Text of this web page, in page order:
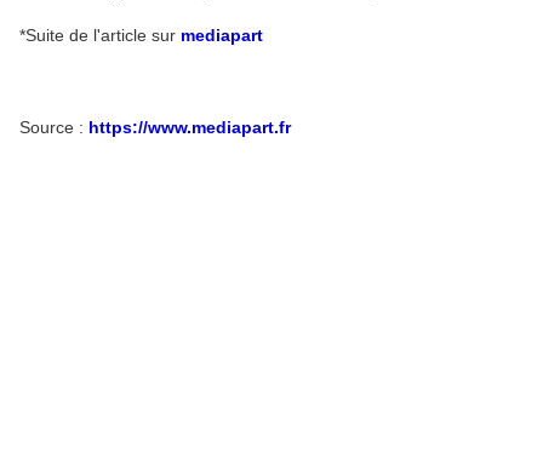
*Suite de l'article sur mediapart
Source : https://www.mediapart.fr